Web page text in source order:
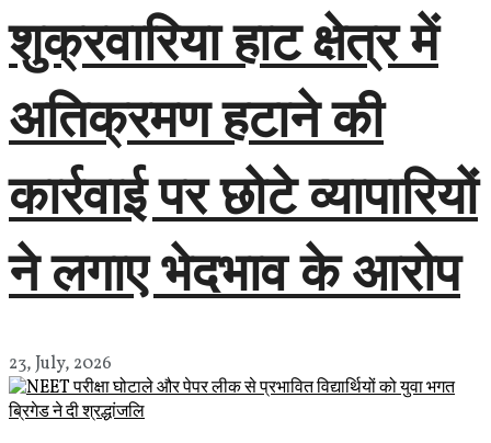
शुक्रवारिया हाट क्षेत्र में
अतिक्रमण हटाने की
कार्रवाई पर छोटे व्यापारियों
ने लगाए भेदभाव के आरोप
23, July, 2026